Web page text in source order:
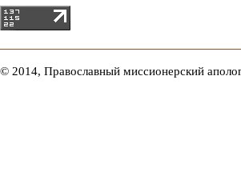
© 2014, Православный миссионерский